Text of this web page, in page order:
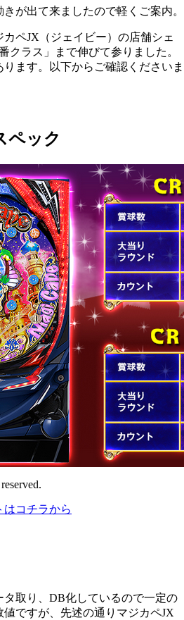
が出て来ましたので軽くご案内。
ペJX（ジェイビー）の店舗シェ
クラス」まで伸びて参りました。
ます。以下からご確認くださいま
ペック
コチラから
タ取り、DB化しているので一定の
ですが、先述の通りマジカペJX